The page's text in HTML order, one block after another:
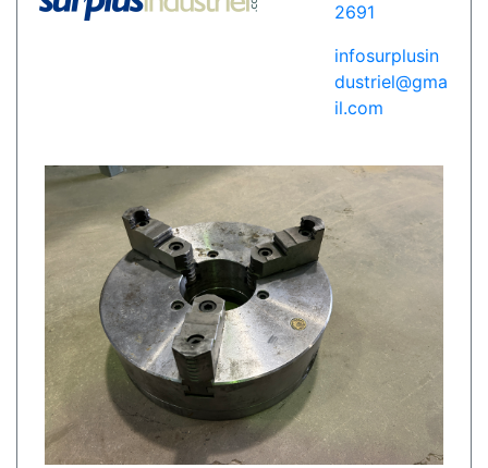
2691
infosurplusin
dustriel@gma
il.com